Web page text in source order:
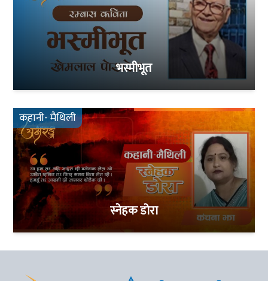
भस्मीभूत
कहानी- मैथिली
स्नेहक डोरा